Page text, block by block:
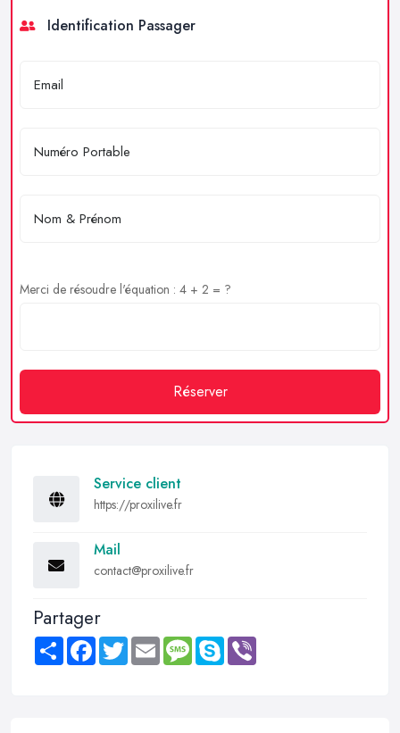
Identification Passager
Merci de résoudre l'équation : 4 + 2 = ?
Réserver
Service client
https://proxilive.fr
Mail
contact@proxilive.fr
Partager
Share FacebookTwitter Email MessageSkype